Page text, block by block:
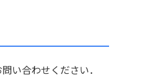
い合わせください．